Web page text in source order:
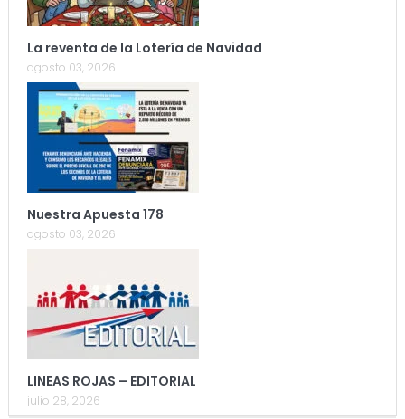
La reventa de la Lotería de Navidad
agosto 03, 2026
Nuestra Apuesta 178
agosto 03, 2026
LINEAS ROJAS – EDITORIAL
julio 28, 2026